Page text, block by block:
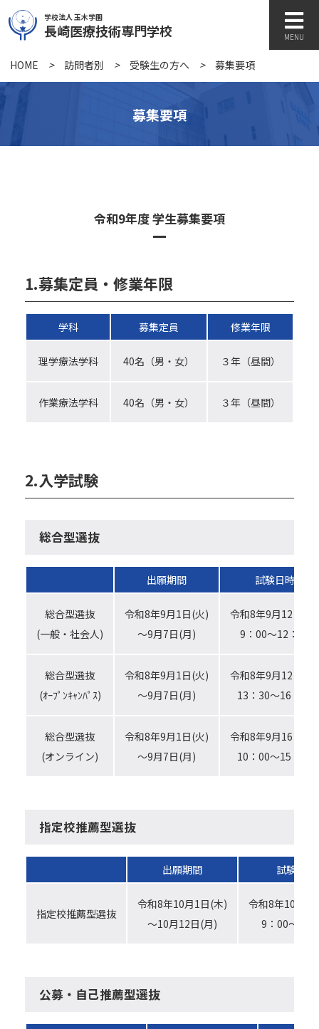
学校法人 玉木学園
長崎医療技術専門学校 MENU
募集要項
HOME > 訪問者別 > 受験生の方へ > 募集要項
令和9年度 学生募集要項
1.募集定員・修業年限
学科 募集定員 修業年限
理学療法学科 40名（男・女） ３年（昼間）
作業療法学科 40名（男・女） ３年（昼間）
2.入学試験
総合型選抜
出願期間 試験日時
総合型選抜
(一般・社会人)
令和8年9月1日(火)
～9月7日(月)
令和8年9月12日(土)
9：00～12：00
総合型選抜
(ｵｰﾌﾟﾝｷｬﾝﾊﾟｽ)
令和8年9月1日(火)
～9月7日(月)
令和8年9月12日(土)
13：30～16：30
総合型選抜
(オンライン)
令和8年9月1日(火)
～9月7日(月)
令和8年9月16日(水)
10：00～15：00
指定校推薦型選抜
出願期間 試験日時
指定校推薦型選抜
令和8年10月1日(木)
～10月12日(月)
令和8年10月
9：00～12
公募・自己推薦型選抜
学校紹介
☎ 095-827-8868
受付時間：午前9時〜午後5時
受付フォーム
アクセス